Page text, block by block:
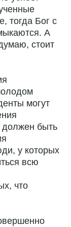
тогда Бог с
А
стоит
могут
быть
у которых
всю
что